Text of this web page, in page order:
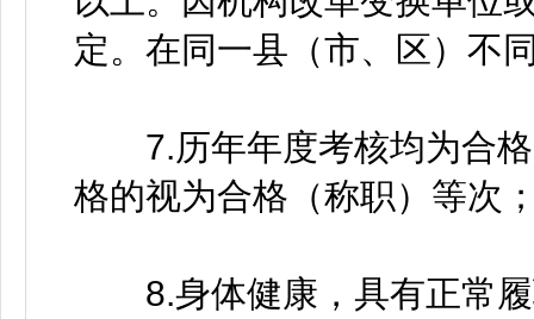
定。在同一县（市、区）不
7.历年年度考核均为合格
格的视为合格（称职）等次
8.身体健康，具有正常履